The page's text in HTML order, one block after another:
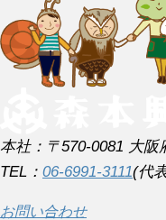
本社：〒570-0081 大
TEL： 06-6991-3111(代
お問い合わせ